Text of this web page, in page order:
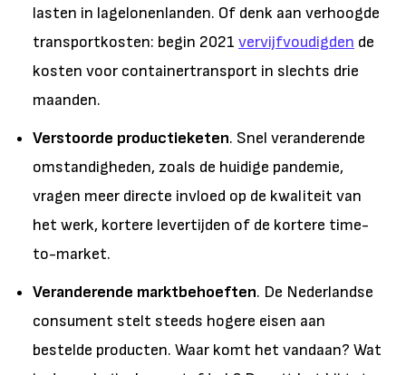
lasten in lagelonenlanden. Of denk aan verhoogde
transportkosten: begin 2021 vervijfvoudigden de
kosten voor containertransport in slechts drie
maanden.
Verstoorde productieketen. Snel veranderende
omstandigheden, zoals de huidige pandemie,
vragen meer directe invloed op de kwaliteit van
het werk, kortere levertijden of de kortere time-
to-market.
Veranderende marktbehoeften. De Nederlandse
consument stelt steeds hogere eisen aan
bestelde producten. Waar komt het vandaan? Wat